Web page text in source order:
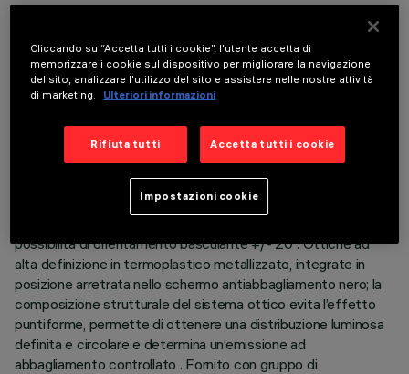
ULTIMO AGGIORNAMENTO: 07/08/2026
Apparecchio rettangolare ad incasso con sorgenti LED. Vano
strutturale in lamiera di acciaio sagomata con faldina
perimetrale di battuta. I due elementi lineari a 15 celle
luminose, realizzati in alluminio pressofuso e direzionabili
possibilità di orientamento basculante +/- 20°. Ottiche ad
alta definizione in termoplastico metallizzato, integrate in
posizione arretrata nello schermo antiabbagliamento nero; la
composizione strutturale del sistema ottico evita l’effetto
puntiforme, permette di ottenere una distribuzione luminosa
definita e circolare e determina un’emissione ad
abbagliamento controllato . Fornito con gruppo di
Cliccando su “Accetta tutti i cookie”, l'utente accetta di
memorizzare i cookie sul dispositivo per migliorare la navigazione
del sito, analizzare l'utilizzo del sito e assistere nelle nostre attività
di marketing.
Ulteriori informazioni
Rifiuta tutti Accetta tutti i cookie
Impostazioni cookie